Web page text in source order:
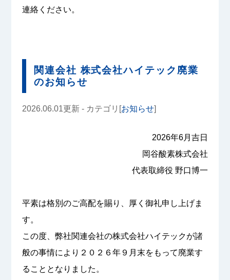
連絡ください。
関連会社 株式会社ハイテック廃業
のお知らせ
2026.06.01更新 - カテゴリ[お知らせ]
2026年6月吉日
岡谷酸素株式会社
代表取締役 野口博一
平素は格別のご高配を賜り、厚く御礼申し上げま
す。
この度、弊社関連会社の株式会社ハイテックが諸
般の事情により２０２６年９月末をもって廃業す
ることとなりました。